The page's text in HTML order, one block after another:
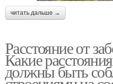
читать дальше →
Расстояние от
Какие
должны быть